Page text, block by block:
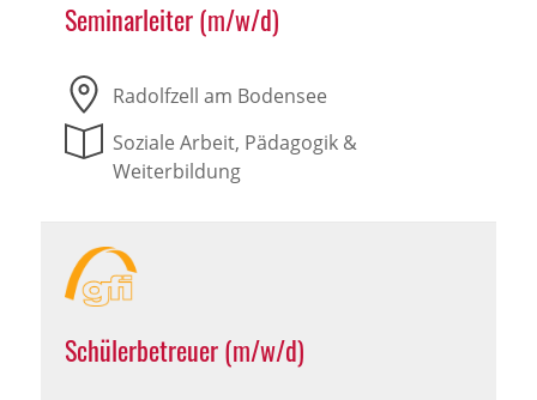
Seminarleiter (m/w/d)
Radolfzell am Bodensee
Soziale Arbeit, Pädagogik &
Weiterbildung
Schülerbetreuer (m/w/d)